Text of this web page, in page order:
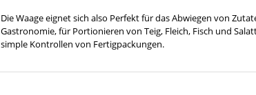
Die Waage eignet sich also Perfekt für das Abwiegen von
Gastronomie, für Portionieren von Teig, Fleich, Fisch und
simple Kontrollen von Fertigpackungen.